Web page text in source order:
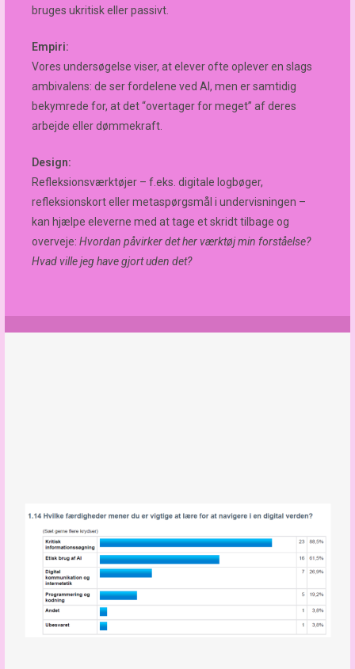
bruges ukritisk eller passivt.
Empiri:
Vores undersøgelse viser, at elever ofte oplever en slags
ambivalens: de ser fordelene ved AI, men er samtidig
bekymrede for, at det “overtager for meget” af deres
arbejde eller dømmekraft.
Design:
Refleksionsværktøjer – f.eks. digitale logbøger,
refleksionskort eller metaspørgsmål i undervisningen –
kan hjælpe eleverne med at tage et skridt tilbage og
overveje:Hvordan påvirker det her værktøj min forståelse?
Hvad ville jeg have gjort uden det?